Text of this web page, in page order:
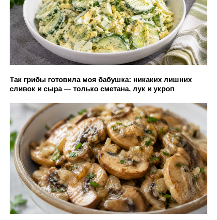
Так грибы готовила моя бабушка: никаких лишних
сливок и сыра — только сметана, лук и укроп